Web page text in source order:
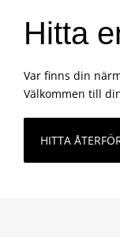
Hitta
Var finns din
Välkommen till
HITTA